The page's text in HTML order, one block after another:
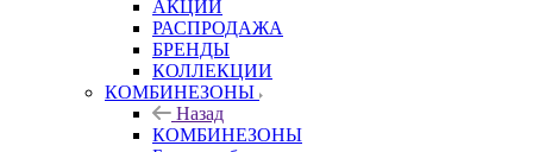
АКЦИИ
РАСПРОДАЖА
БРЕНДЫ
КОЛЛЕКЦИИ
КОМБИНЕЗОНЫ
Назад
КОМБИНЕЗОНЫ